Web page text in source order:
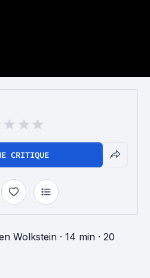
CRITIQUE
Wolkstein · 14 min · 20